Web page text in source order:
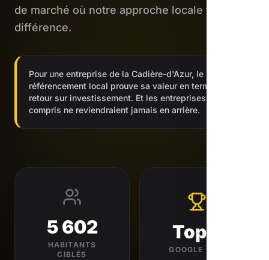
de marché où notre approche locale fait la
différence.
Pour une entreprise de la Cadière-d'Azur, le
référencement local prouve sa valeur en termes de
retour sur investissement. Et les entreprises qui l'ont
compris ne reviendraient jamais en arrière.
5 602
HABITANTS
CIBLÉS
Top 3
GOOGLE VISÉ